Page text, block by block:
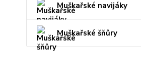
Muškařské navijáky
Muškařské šňůry